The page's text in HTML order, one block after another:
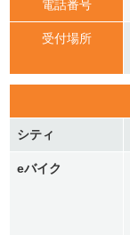
電話番号
受付場所
シティ
eバイク